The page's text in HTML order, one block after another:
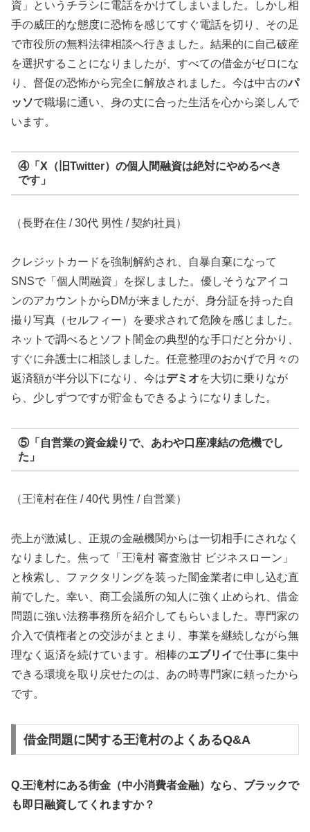
資」というチラシに電話をかけてしまいました。しかし相
手の威圧的な態度に恐怖を感じてすぐ電話を切り、その足
で市役所の無料法律相談へ行きました。結果的に自己破産
を選択することになりましたが、すべての借金がゼロにな
り、督促の恐怖から完全に解放されました。今は中古のパ
ッソで職場に通い、身の丈に合った生活を心から楽しんで
います。
④「X（旧Twitter）の個人間融資は絶対にやめるべき
です」
（長野在住 / 30代 男性 / 契約社員）
クレジットカードを強制解約され、自暴自棄になって
SNSで「個人間融資」を探しました。優しそうなアイコ
ンのアカウントからDMが来ましたが、身分証を持った自
撮り写真（セルフィー）を要求されて危険を感じました。
ネットで調べるとソフト闇金の典型的な手口だと分かり、
すぐに弁護士に相談しました。任意整理のおかげで月々の
返済額が半分以下になり、今はデミオを大切に乗りなが
ら、少しずつですが貯金もできるようになりました。
⑤「自営業の資金繰りで、あわや口座凍結の危機でし
た」
（王滝村在住 / 40代 男性 / 自営業）
売上が激減し、正規の金融機関からは一切相手にされなく
なりました。焦って「王滝村 審査激甘 ビジネスローン」
と検索し、ファクタリングを装った闇金業者に申し込む直
前でした。幸い、商工会議所の知人に強く止められ、借金
問題に強い法務事務所を紹介してもらいました。専門家の
介入で債権者との交渉がまとまり、事業を継続しながら無
理なく返済を続けています。相棒のエブリイで仕事に集中
できる環境を取り戻せたのは、あの時専門家に頼ったから
です。
借金問題に関する王滝村のよくあるQ&A
Q.王滝村にある街金（中小消費者金融）なら、ブラックで
も即日融資してくれますか？